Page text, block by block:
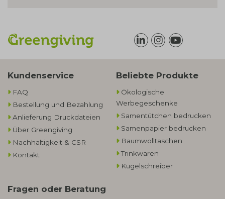
Kundenservice
FAQ
Bestellung und Bezahlung
Anlieferung Druckdateien
Über Greengiving
Nachhaltigkeit & CSR
Kontakt
Beliebte Produkte
Ökologische
Werbegeschenke​
Samentütchen bedrucken
Samenpapier bedrucken
Baumwolltaschen​
Trinkwaren
Kugelschreiber
Fragen oder Beratung